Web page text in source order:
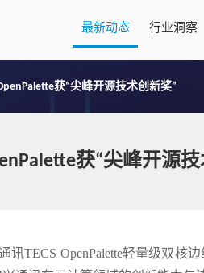
最新动态 行业洞察
获“尖峰开源技术创新奖”
获“尖峰开源
讯TECS OpenPalette轻量级双